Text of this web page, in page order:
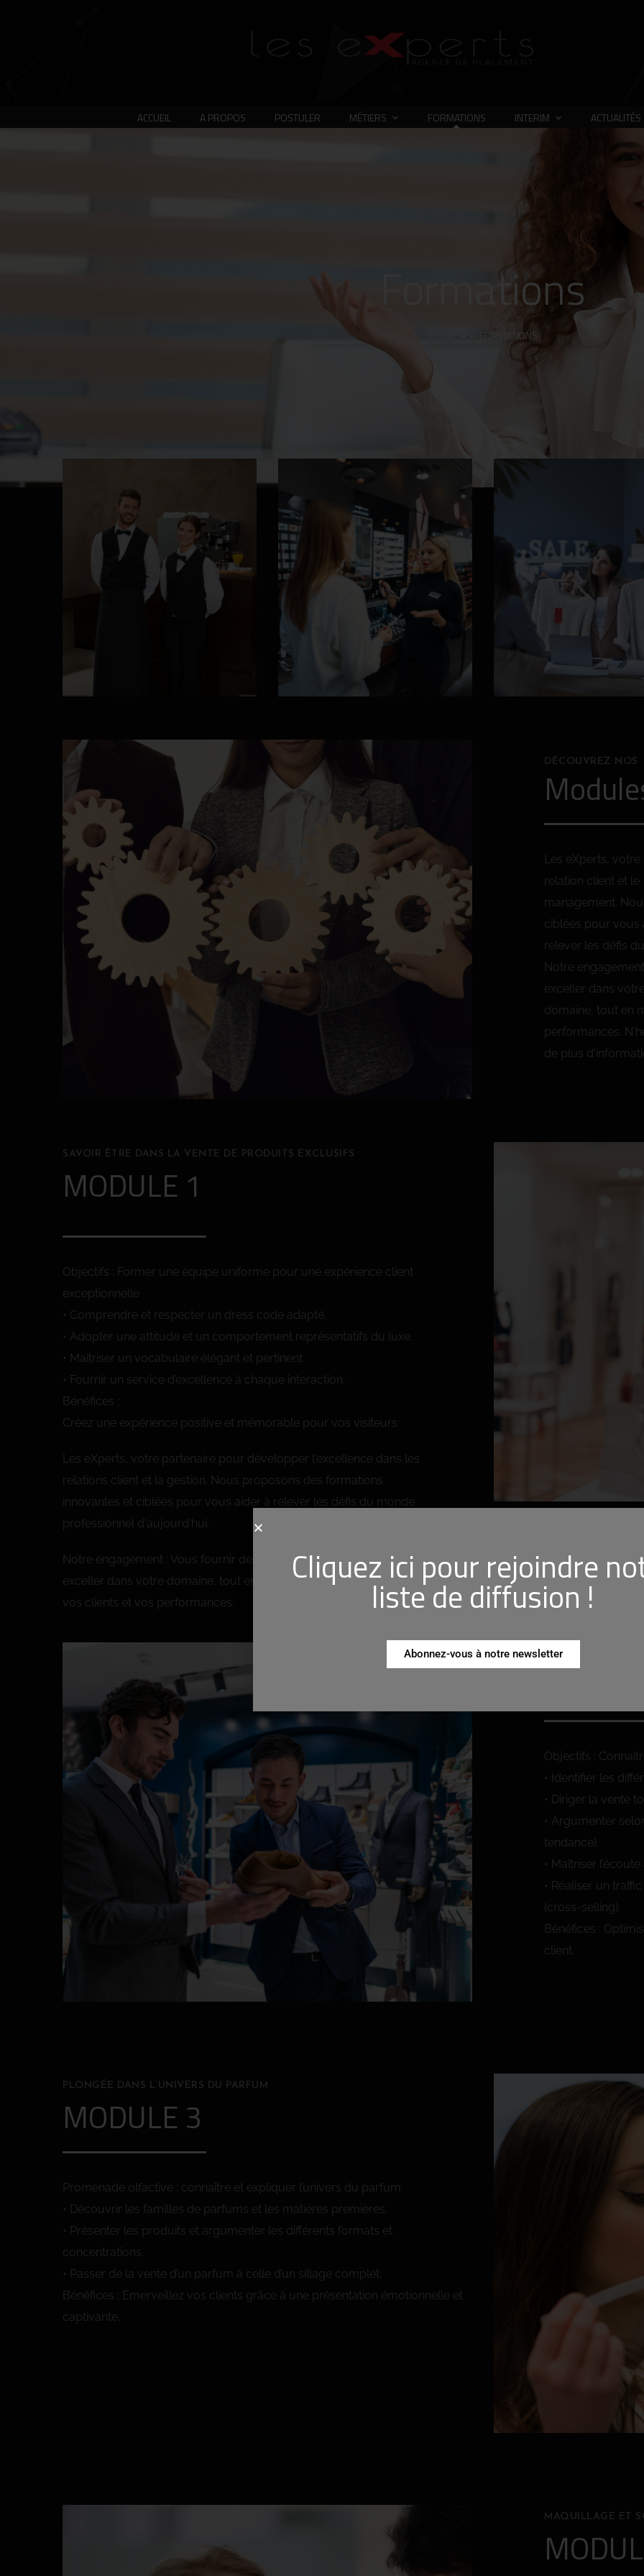
ACCUEIL A PROPOS POSTULER MÉTIERS FORMATIONS INTERIM ACTUALITÉS
Formations
FORMATIONS
DÉCOUVREZ NOS
Les eXperts,
relation client et le
management.
ciblées pour vous
relever les défis
Notre
exceller dans
domaine, tout en
performances.
de plus
SAVOIR ÊTRE DANS LA VENTE DE PRODUITS EXCLUSIFS
MODULE 1
Objectifs : Former une équipe uniforme pour une expérience client
exceptionnelle
• Comprendre et respecter un dress code adapté.
• Adopter une attitude et un comportement représentatifs du luxe.
• Maîtriser un vocabulaire élégant et pertinent.
• Fournir un service d’excellence à chaque interaction.
Bénéfices :
Créez une expérience positive et mémorable pour vos visiteurs.
Les eXperts, votre partenaire pour développer l'excellence dans les
relations client et la gestion. Nous proposons des formations
innovantes et ciblées pour vous aider à relever les défis du monde
professionnel d'aujourd'hui.
Notre engagement : Vous fournir des outils et des stratégies pour
exceller dans votre domaine, tout en maximisant la satisfaction de
vos clients et vos performances.
TECHNIQUES DE
Objectifs :
• Identifier les
• Diriger la vente
• Argumenter
tendance).
• Maîtriser
• Réaliser un
(cross-selling).
Bénéfices :
client.
PLONGÉE DANS L’UNIVERS DU PARFUM
MODULE 3
Promenade olfactive : connaître et expliquer l’univers du parfum
• Découvrir les familles de parfums et les matières premières.
• Présenter les produits et argumenter les différents formats et
concentrations.
• Passer de la vente d’un parfum à celle d’un sillage complet.
Bénéfices : Émerveillez vos clients grâce à une présentation émotionnelle et
captivante.
MAQUILLAGE ET
Cliquez ici pour rejoindre
liste de diffusion !
Abonnez-vous à notre newsletter